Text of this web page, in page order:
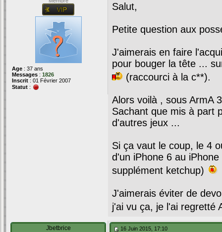
Age : 37 ans
Messages : 1826
Inscrit : 01 Février 2007
Statut :
Salut,
Petite question aux
J'aimerais en faire
pour bouger la tête ...
(raccourci à la c**).
Alors voilà , sous ArmA
Sachant que mis à part
d'autres jeux ...
Si ça vaut le coup, le 4
d'un iPhone 6 au
supplément ketchup)
J'aimerais éviter de
j'ai vu ça, je l'ai regretté
Jbetbrice 16 Juin 2015, 17:10